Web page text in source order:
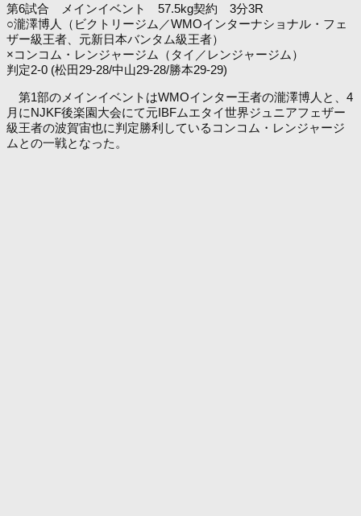
第6試合 メインイベント 57.5kg契約 3分3R
○瀧澤博人（ビクトリージム／WMOインターナショナル・フェ
ザー級王者、元新日本バンタム級王者）
×コンコム・レンジャージム（タイ／レンジャージム）
判定2-0 (松田29-28/中山29-28/勝本29-29)
第1部のメインイベントはWMOインター王者の瀧澤博人と、4
月にNJKF後楽園大会にて元IBFムエタイ世界ジュニアフェザー
級王者の波賀宙也に判定勝利しているコンコム・レンジャージ
ムとの一戦となった。